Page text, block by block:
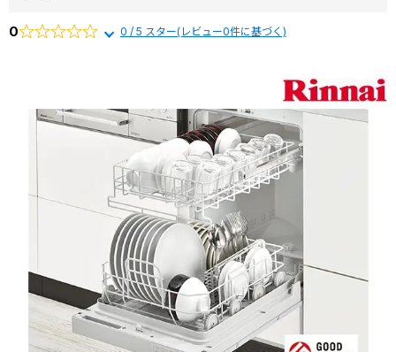
から選ぶ
ら選ぶ
選ばれる理
由
お役立ち
よくある
0 0 / 5 スター(レビュー0件に基づく)